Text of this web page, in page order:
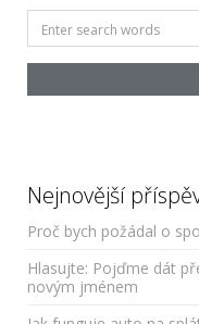
Search
for:
Nejnovější
Proč bych požádal o
Hlasujte: Pojďme dát
novým jménem